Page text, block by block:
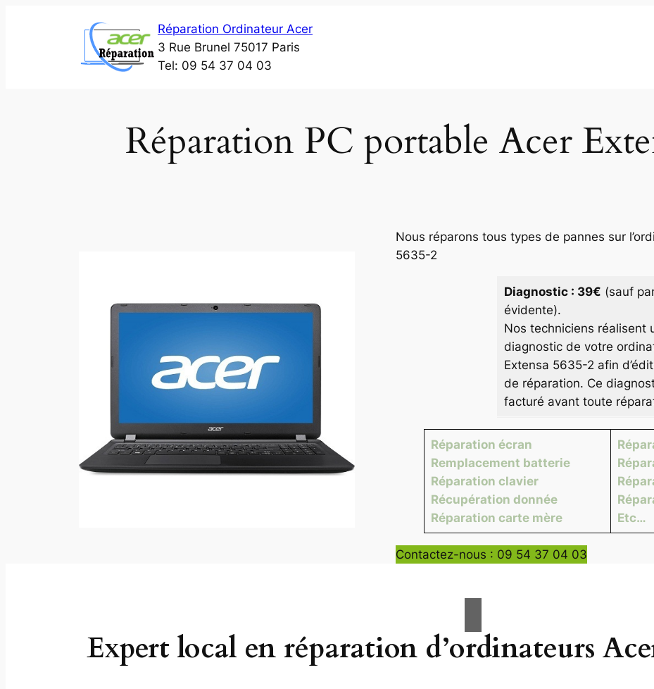
Réparation Ordinateur Acer
3 Rue Brunel 75017 Paris
Tel: 09 54 37 04 03
Réparation PC portable Acer
Nous réparons tous types de pannes sur
5635-2
Diagnostic : 39€ (sauf
évidente).
Nos techniciens réalisent
diagnostic de votre
Extensa 5635-2 afin
de réparation. Ce
facturé avant toute
Réparation écran
Remplacement batterie
Réparation clavier
Récupération donnée
Réparation carte mère
Etc…
Contactez-nous : 09 54 37 04 03
Expert local en réparation d’ordinateurs